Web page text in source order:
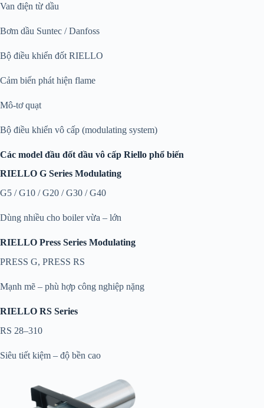
Van điện từ dầu
Bơm dầu Suntec / Danfoss
Bộ điều khiển đốt RIELLO
Cảm biến phát hiện flame
Mô-tơ quạt
Bộ điều khiển vô cấp (modulating system)
Các model đầu đốt dầu vô cấp Riello phổ biến
RIELLO G Series Modulating
G5 / G10 / G20 / G30 / G40
Dùng nhiều cho boiler vừa – lớn
RIELLO Press Series Modulating
PRESS G, PRESS RS
Mạnh mẽ – phù hợp công nghiệp nặng
RIELLO RS Series
RS 28–310
Siêu tiết kiệm – độ bền cao